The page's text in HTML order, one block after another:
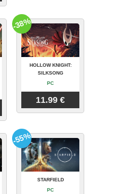
HOLLOW KNIGHT:
SILKSONG
PC
11.99 €
-38%
STARFIELD
PC
-55%